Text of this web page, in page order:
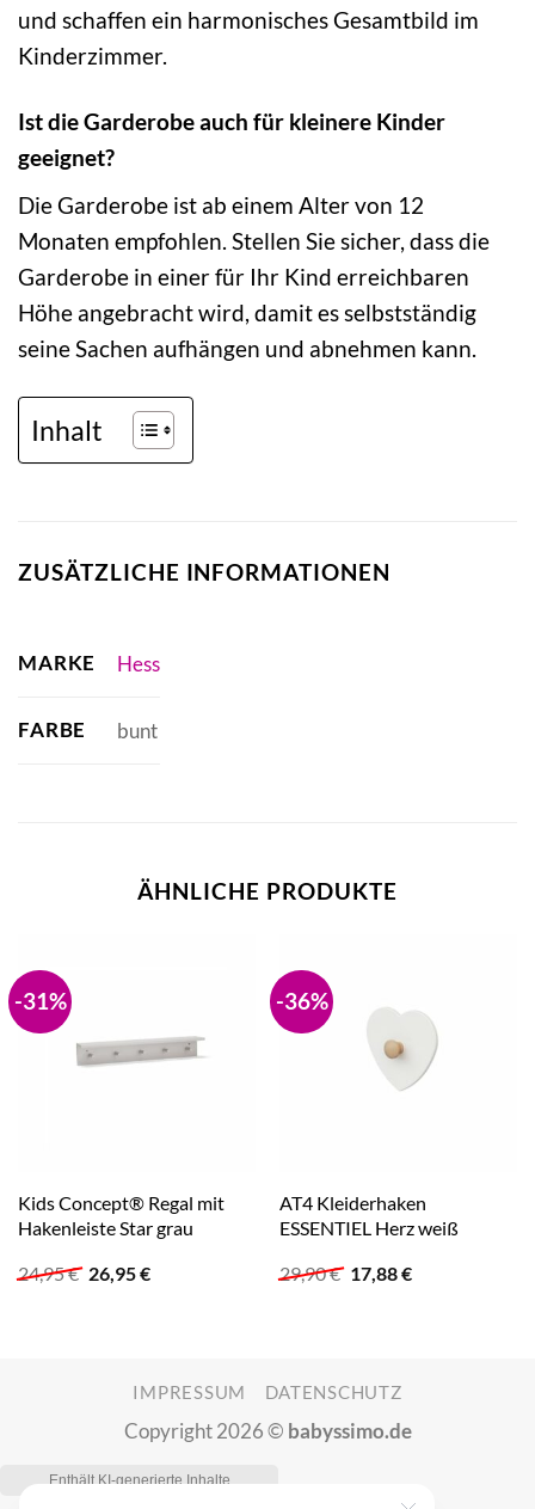
und schaffen ein harmonisches Gesamtbild im
Kinderzimmer.
Ist die Garderobe auch für kleinere Kinder
geeignet?
Die Garderobe ist ab einem Alter von 12
Monaten empfohlen. Stellen Sie sicher, dass die
Garderobe in einer für Ihr Kind erreichbaren
Höhe angebracht wird, damit es selbstständig
seine Sachen aufhängen und abnehmen kann.
Inhalt
ZUSÄTZLICHE INFORMATIONEN
MARKE Hess
FARBE bunt
ÄHNLICHE PRODUKTE
-31%
Kids Concept® Regal mit
Hakenleiste Star grau
24,95€ Ursprünglicher
Preis
26,95€Aktueller
-36%
AT4 Kleiderhaken
ESSENTIEL Herz weiß
29,90€ Ursprünglicher
Preis
17,88€Aktueller
IMPRESSUM DATENSCHUTZ
Copyright 2026 © babyssimo.de